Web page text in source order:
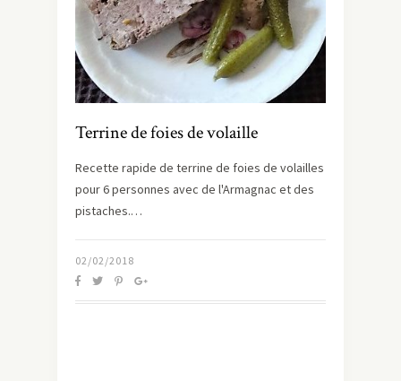
Terrine de foies de volaille
Recette rapide de terrine de foies de volailles
pour 6 personnes avec de l'Armagnac et des
pistaches.…
02/02/2018